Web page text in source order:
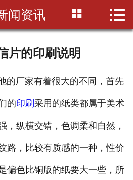
首页
联系我们
闻资讯  
片的印刷说明
的厂家有着很大的不同，首先
的印刷 采用的纸类都属于美术
，纵横交错，色调柔和自然，
路，比较有质感的一种，性价
偏色比铜版的纸要大一些，所